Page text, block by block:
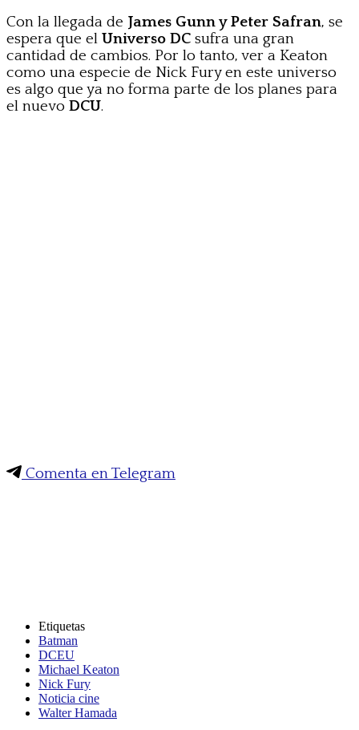
Con la llegada de James Gunn y Peter Safran, se
espera que el Universo DC sufra una gran
cantidad de cambios. Por lo tanto, ver a Keaton
como una especie de Nick Fury en este universo
es algo que ya no forma parte de los planes para
el nuevo DCU.
Comenta en Telegram
Etiquetas
Batman
DCEU
Michael Keaton
Nick Fury
Noticia cine
Walter Hamada